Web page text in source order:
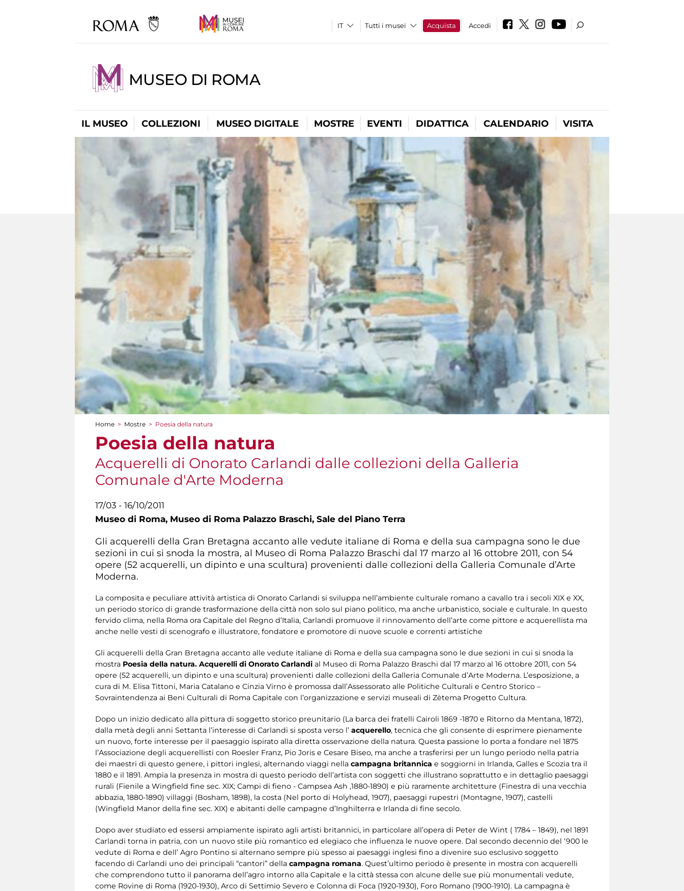
Tutti i musei Acquista Accedi
MUSEO DI ROMA
IL MUSEO COLLEZIONI MUSEO DIGITALE MOSTRE EVENTI DIDATTICA CALENDARIO VISITA
Tu sei qui
Home > Mostre > Poesia della natura
Poesia della natura
Acquerelli di Onorato Carlandi dalle collezioni della Galleria
Comunale d'Arte Moderna
17/03 - 16/10/2011
Museo di Roma, Museo di Roma Palazzo Braschi, Sale del Piano Terra
Gli acquerelli della Gran Bretagna accanto alle vedute italiane di Roma e della sua campagna sono le due
sezioni in cui si snoda la mostra, al Museo di Roma Palazzo Braschi dal 17 marzo al 16 ottobre 2011, con 54
opere (52 acquerelli, un dipinto e una scultura) provenienti dalle collezioni della Galleria Comunale d’Arte
Moderna.
La composita e peculiare attività artistica di Onorato Carlandi si sviluppa nell’ambiente culturale romano a cavallo tra i secoli XIX e XX,
un periodo storico di grande trasformazione della città non solo sul piano politico, ma anche urbanistico, sociale e culturale. In questo
fervido clima, nella Roma ora Capitale del Regno d’Italia, Carlandi promuove il rinnovamento dell’arte come pittore e acquerellista ma
anche nelle vesti di scenografo e illustratore, fondatore e promotore di nuove scuole e correnti artistiche
Gli acquerelli della Gran Bretagna accanto alle vedute italiane di Roma e della sua campagna sono le due sezioni in cui si snoda la
mostra Poesia della natura. Acquerelli di Onorato Carlandi al Museo di Roma Palazzo Braschi dal 17 marzo al 16 ottobre 2011, con 54
opere (52 acquerelli, un dipinto e una scultura) provenienti dalle collezioni della Galleria Comunale d’Arte Moderna. L’esposizione, a
cura di M. Elisa Tittoni, Maria Catalano e Cinzia Virno è promossa dall’Assessorato alle Politiche Culturali e Centro Storico –
Sovraintendenza ai Beni Culturali di Roma Capitale con l’organizzazione e servizi museali di Zètema Progetto Cultura.
Dopo un inizio dedicato alla pittura di soggetto storico preunitario (La barca dei fratelli Cairoli 1869 -1870 e Ritorno da Mentana, 1872),
dalla metà degli anni Settanta l’interesse di Carlandi si sposta verso l’ acquerello, tecnica che gli consente di esprimere pienamente
un nuovo, forte interesse per il paesaggio ispirato alla diretta osservazione della natura. Questa passione lo porta a fondare nel 1875
l’Associazione degli acquerellisti con Roesler Franz, Pio Joris e Cesare Biseo, ma anche a trasferirsi per un lungo periodo nella patria
dei maestri di questo genere, i pittori inglesi, alternando viaggi nella campagna britannica e soggiorni in Irlanda, Galles e Scozia tra il
1880 e il 1891. Ampia la presenza in mostra di questo periodo dell’artista con soggetti che illustrano soprattutto e in dettaglio paesaggi
rurali (Fienile a Wingfield fine sec. XIX; Campi di fieno - Campsea Ash ,1880-1890) e più raramente architetture (Finestra di una vecchia
abbazia, 1880-1890) villaggi (Bosham, 1898), la costa (Nel porto di Holyhead, 1907), paesaggi rupestri (Montagne, 1907), castelli
(Wingfield Manor della fine sec. XIX) e abitanti delle campagne d’Inghilterra e Irlanda di fine secolo.
Dopo aver studiato ed essersi ampiamente ispirato agli artisti britannici, in particolare all’opera di Peter de Wint ( 1784 – 1849), nel 1891
Carlandi torna in patria, con un nuovo stile più romantico ed elegiaco che influenza le nuove opere. Dal secondo decennio del ‘900 le
vedute di Roma e dell’ Agro Pontino si alternano sempre più spesso ai paesaggi inglesi fino a divenire suo esclusivo soggetto
facendo di Carlandi uno dei principali “cantori” della campagna romana. Quest’ultimo periodo è presente in mostra con acquerelli
che comprendono tutto il panorama dell’agro intorno alla Capitale e la città stessa con alcune delle sue più monumentali vedute,
come Rovine di Roma (1920-1930), Arco di Settimio Severo e Colonna di Foca (1920-1930), Foro Romano (1900-1910). La campagna è